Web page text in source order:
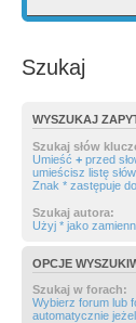
Szukaj
WYSZUKAJ
Szukaj słów
Umieść + przed
umieścisz listę
Znak * zastępuje
Szukaj autora:
Użyj * jako
OPCJE
Szukaj w forach:
Wybierz forum lub
automatycznie